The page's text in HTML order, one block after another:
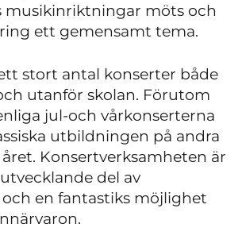
musikinriktningar möts och
ett gemensamt tema.
stort antal konserter både
utanför skolan. Förutom
jul-och vårkonserterna
utbildningen på andra
Konsertverksamheten är
del av
en fantastiks möjlighet